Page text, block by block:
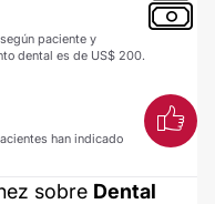
paciente y
dental es de US$ 200.
han indicado
sobre Dental